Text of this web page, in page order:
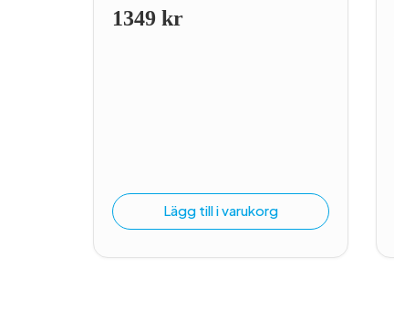
1349 kr
Lägg till i varukorg